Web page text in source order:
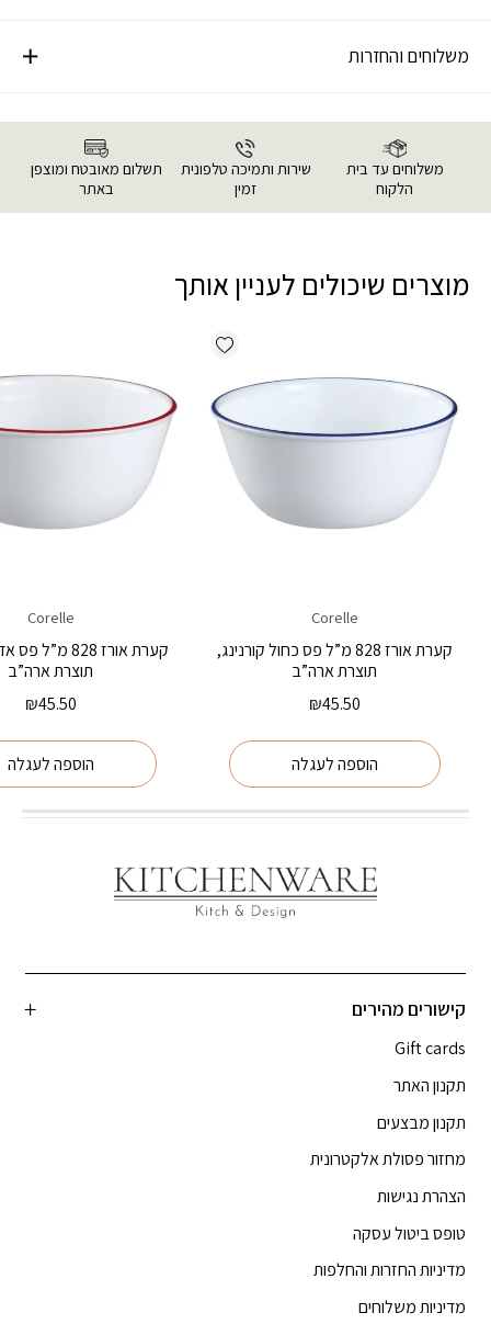
משלוחים והחזרות
משלוחים עד בית
הלקוח
שירות ותמיכה טלפונית
זמין
תשלום מאובטח ומוצפן
באתר
מוצרים שיכולים לעניין אותך
Add wishlist
Corelle
קערת אורז 828 מ”ל פס כחול קורנינג,
תוצרת ארה”ב
₪45.50
הוספה לעגלה
Corelle
קערת אורז 828
תוצרת ארה”ב
₪45.50
הוספה לעגלה
קישורים מהירים
Gift cards
תקנון האתר
תקנון מבצעים
מחזור פסולת אלקטרונית
הצהרת נגישות
טופס ביטול עסקה
מדיניות החזרות והחלפות
מדיניות משלוחים